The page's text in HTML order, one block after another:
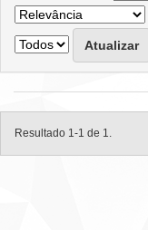
Resultado 1-1 de 1.